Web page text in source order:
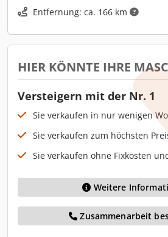
Entfernung: ca. 166 km
HIER KÖNNTE IHRE
Versteigern mit der Nr. 1
Sie verkaufen in nur wenigen
Sie verkaufen zum höchsten
Sie verkaufen ohne Fixkosten
Weitere
Zusammenarbeit